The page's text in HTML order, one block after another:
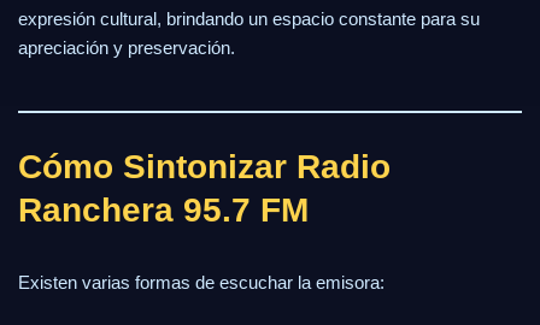
expresión cultural, brindando un espacio constante para su
apreciación y preservación.
Cómo Sintonizar Radio
Ranchera 95.7 FM
Existen varias formas de escuchar la emisora: